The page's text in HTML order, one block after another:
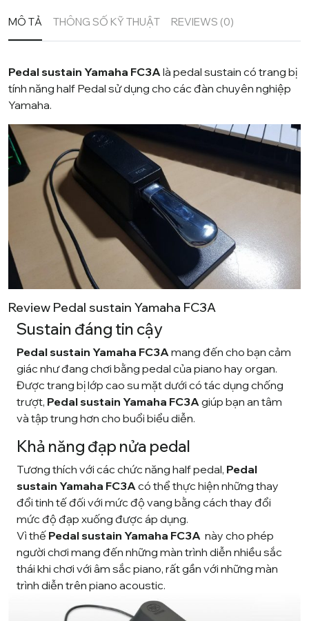
MÔ TẢ THÔNG SỐ KỸ THUẬT REVIEWS (0)
Pedal sustain Yamaha FC3A là pedal sustain có trang bị
tính năng half Pedal sử dụng cho các đàn chuyên nghiệp
Yamaha.
Review Pedal sustain Yamaha FC3A
Sustain đáng tin cậy
Pedal sustain Yamaha FC3A mang đến cho bạn cảm
giác như đang chơi bằng pedal của piano hay organ.
Được trang bị lớp cao su mặt dưới có tác dụng chống
trượt, Pedal sustain Yamaha FC3A giúp bạn an tâm
và tập trung hơn cho buổi biểu diễn.
Khả năng đạp nửa pedal
Tương thích với các chức năng half pedal, Pedal
sustain Yamaha FC3A có thể thực hiện những thay
đổi tinh tế đối với mức độ vang bằng cách thay đổi
mức độ đạp xuống được áp dụng.
Vì thế Pedal sustain Yamaha FC3A này cho phép
người chơi mang đến những màn trình diễn nhiều sắc
thái khi chơi với âm sắc piano, rất gần với những màn
trình diễn trên piano acoustic.